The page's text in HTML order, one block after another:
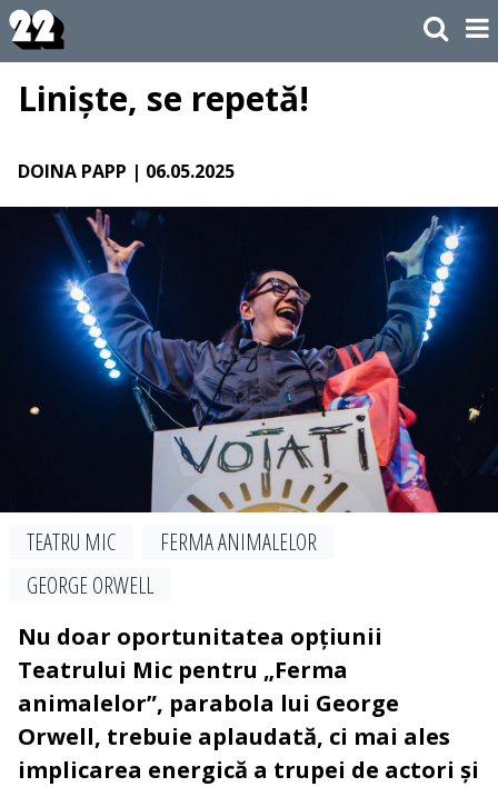
Liniște, se repetă!
DOINA PAPP | 06.05.2025
TEATRU MIC
FERMA ANIMALELOR
GEORGE ORWELL
Nu doar oportunitatea opțiunii
Teatrului Mic pentru „Ferma
animalelor”, parabola lui George
Orwell, trebuie aplaudată, ci mai ales
implicarea energică a trupei de actori și